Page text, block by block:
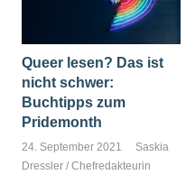
Queer lesen? Das ist
nicht schwer:
Buchtipps zum
Pridemonth
24. September 2021
Saskia
Dressler / Chefredakteurin